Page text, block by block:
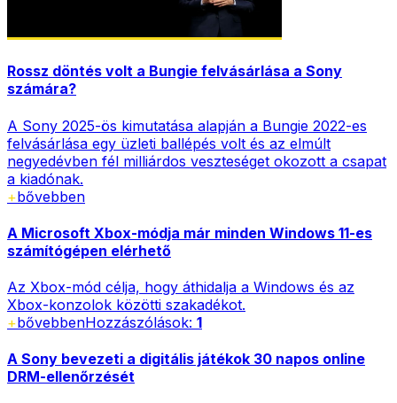
Rossz döntés volt a Bungie felvásárlása a Sony
számára?
A Sony 2025-ös kimutatása alapján a Bungie 2022-es
felvásárlása egy üzleti ballépés volt és az elmúlt
negyedévben fél milliárdos veszteséget okozott a csapat
a kiadónak.
+bővebben
A Microsoft Xbox-módja már minden Windows 11-es
számítógépen elérhető
Az Xbox-mód célja, hogy áthidalja a Windows és az
Xbox-konzolok közötti szakadékot.
+bővebbenHozzászólások: 1
A Sony bevezeti a digitális játékok 30 napos online
DRM-ellenőrzését